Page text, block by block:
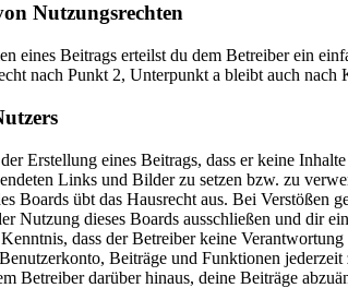
Nutzungsrechten
eines Beitrags erteilst du dem Betreiber ein
nach Punkt 2, Unterpunkt a bleibt auch nach
Erstellung eines Beitrags, dass er keine
Links und Bilder zu setzen bzw. zu
Boards übt das Hausrecht aus. Bei Verstößen
Nutzung dieses Boards ausschließen und dir
dass der Betreiber keine
Beiträge und Funktionen jederzeit
Betreiber darüber hinaus, deine Beiträge